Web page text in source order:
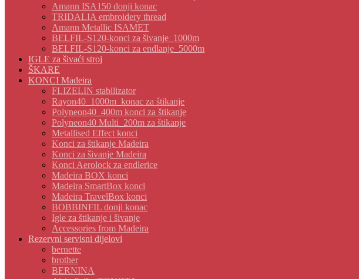
Amann ISA150 donji konac
TRIDALIA embroidery thread
Amann Metallic ISAMET
BELFIL-S120-konci za šivanje_1000m
BELFIL-S120-konci za endlanje_5000m
IGLE za šivaći stroj
ŠKARE
KONCI Madeira
FLIZELIN stabilizator
Rayon40_1000m_konac za štikanje
Polyneon40_400m konci za štikanje
Polyneon40 Multi_200m za štikanje
Metallised Effect konci
Konci za štikanje Madeira
Konci za šivanje Madeira
Konci Aerolock za endlerice
Madeira BOX konci
Madeira SmartBox konci
Madeira TravelBox konci
BOBBINFIL donji konac
Igle za štikanje i šivanje
Accessories from Madeira
Rezervni servisni dijelovi
bernette
brother
BERNINA